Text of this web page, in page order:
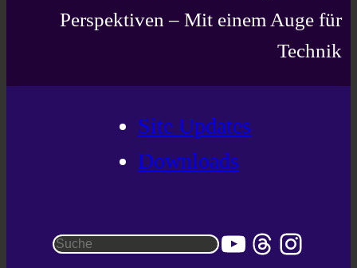
Perspektiven – Mit einem Auge für
Technik
Site Updates
Downloads
Suchen YouTube
Threads